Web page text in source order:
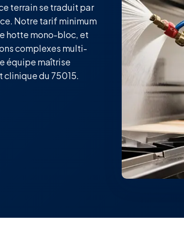
terrain se traduit par
Notre tarif minimum
hotte mono-bloc, et
complexes multi-
équipe maîtrise
du 75015.